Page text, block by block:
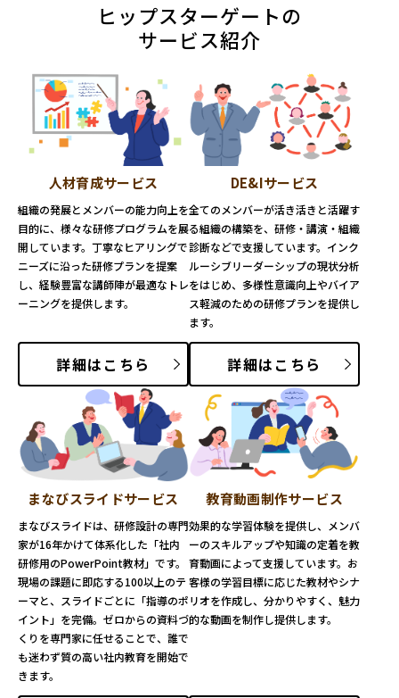
ヒップスターゲートの
サービス紹介
人材育成サービス
組織の発展とメンバーの能力向上を
目的に、様々な研修プログラムを展
開しています。丁寧なヒアリングで
ニーズに沿った研修プランを提案
し、経験豊富な講師陣が最適なトレ
ーニングを提供します。
詳細はこちら
DE&Iサービス
全てのメンバーが活き活きと活躍す
る組織の構築を、研修・講演・組織
診断などで支援しています。インク
ルーシブリーダーシップの現状分析
をはじめ、多様性意識向上やバイア
ス軽減のための研修プランを提供し
ます。
詳細はこちら
まなびスライドサービス
まなびスライドは、研修設計の専門
家が16年かけて体系化した「社内
研修用のPowerPoint教材」です。
現場の課題に即応する100以上のテ
ーマと、スライドごとに「指導のポ
イント」を完備。ゼロからの資料づ
くりを専門家に任せることで、誰で
も迷わず質の高い社内教育を開始で
きます。
教育動画制作サービス
効果的な学習体験を提供し、メンバ
ーのスキルアップや知識の定着を教
育動画によって支援しています。お
客様の学習目標に応じた教材やシナ
リオを作成し、分かりやすく、魅力
的な動画を制作し提供します。